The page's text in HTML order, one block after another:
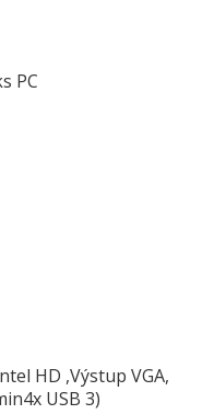
PC
HD ,Výstup VGA,
USB 3)